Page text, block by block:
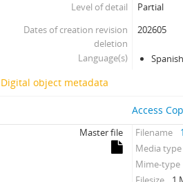
Level of detail
Partial
Dates of creation revision
deletion
202605
Language(s) Spanish
Digital object metadata
Access
Master file Filename
Media type
Mime-type